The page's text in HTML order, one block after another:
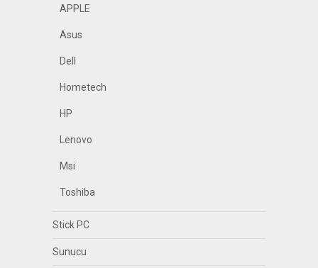
APPLE
Asus
Dell
Hometech
HP
Lenovo
Msi
Toshiba
Stick PC
Sunucu